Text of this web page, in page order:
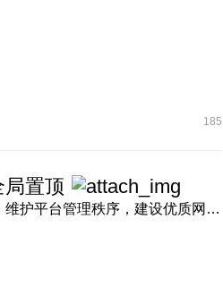
185
为营造健康清朗、积极向上的未成年人网络空间，切实履行企业社会责任，维护平台管理秩序，建设优质网络生 ...